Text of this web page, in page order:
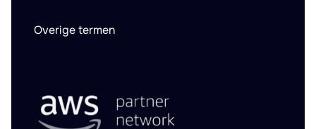
Overige termen